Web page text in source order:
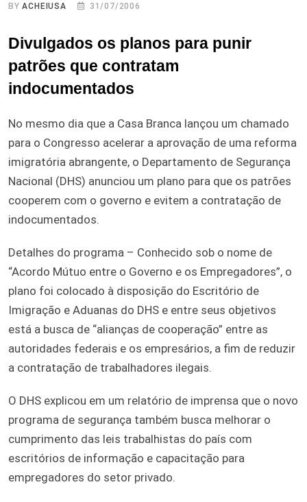
BYACHEIUSA 31/07/2006
Divulgados os planos para punir
patrões que contratam
indocumentados
No mesmo dia que a Casa Branca lançou um chamado
para o Congresso acelerar a aprovação de uma reforma
imigratória abrangente, o Departamento de Segurança
Nacional (DHS) anunciou um plano para que os patrões
cooperem com o governo e evitem a contratação de
indocumentados.
Detalhes do programa – Conhecido sob o nome de
“Acordo Mútuo entre o Governo e os Empregadores”, o
plano foi colocado à disposição do Escritório de
Imigração e Aduanas do DHS e entre seus objetivos
está a busca de “alianças de cooperação” entre as
autoridades federais e os empresários, a fim de reduzir
a contratação de trabalhadores ilegais.
O DHS explicou em um relatório de imprensa que o novo
programa de segurança também busca melhorar o
cumprimento das leis trabalhistas do país com
escritórios de informação e capacitação para
empregadores do setor privado.